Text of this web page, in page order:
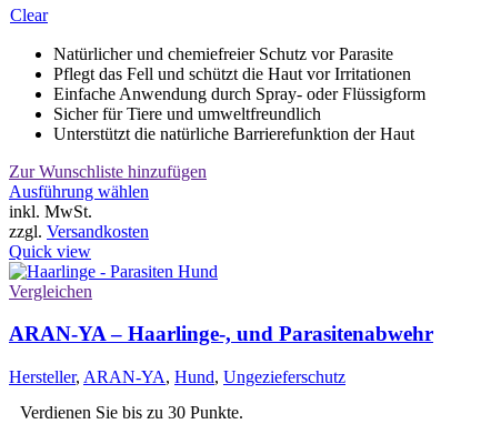
Clear
Natürlicher und chemiefreier Schutz vor Parasite
Pflegt das Fell und schützt die Haut vor Irritationen
Einfache Anwendung durch Spray- oder Flüssigform
Sicher für Tiere und umweltfreundlich
Unterstützt die natürliche Barrierefunktion der Haut
Zur Wunschliste hinzufügen
Ausführung wählen
Varianten
Optionen
können
auf
der
Produktseite
inkl. MwSt.
zzgl. Versandkosten
Quick view
Vergleichen
ARAN-YA – Haarlinge-, und Parasitenabwehr
Hersteller, ARAN-YA, Hund, Ungezieferschutz
Verdienen Sie bis zu 30 Punkte.